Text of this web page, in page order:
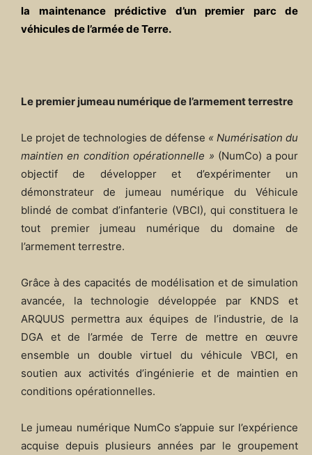
la maintenance prédictive d’un premier parc de
véhicules de l’armée de Terre.
Le premier jumeau numérique de l’armement terrestre
Le projet de technologies de défense « Numérisation du
maintien en condition opérationnelle » (NumCo) a pour
objectif de développer et d’expérimenter un
démonstrateur de jumeau numérique du Véhicule
blindé de combat d’infanterie (VBCI), qui constituera le
tout premier jumeau numérique du domaine de
l’armement terrestre.
Grâce à des capacités de modélisation et de simulation
avancée, la technologie développée par KNDS et
ARQUUS permettra aux équipes de l’industrie, de la
DGA et de l’armée de Terre de mettre en œuvre
ensemble un double virtuel du véhicule VBCI, en
soutien aux activités d’ingénierie et de maintien en
conditions opérationnelles.
Le jumeau numérique NumCo s’appuie sur l’expérience
acquise depuis plusieurs années par le groupement